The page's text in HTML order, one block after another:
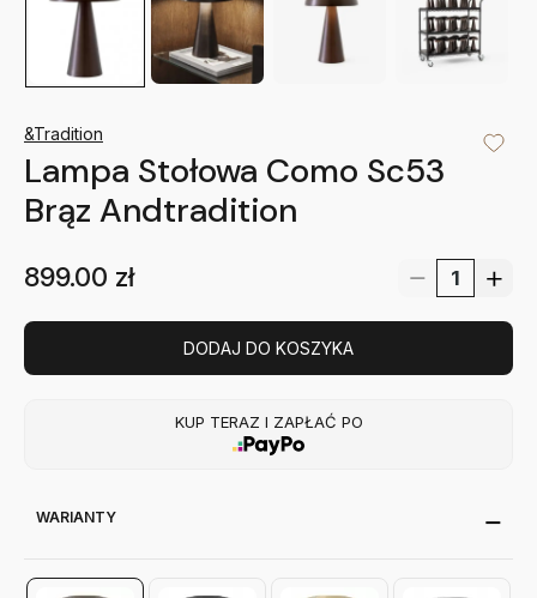
&Tradition
Lampa Stołowa Como Sc53
Brąz Andtradition
899.00 zł
DODAJ DO KOSZYKA
KUP TERAZ I ZAPŁAĆ PO
WARIANTY